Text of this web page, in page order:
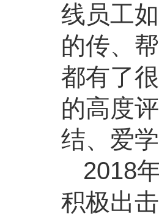
线员工
的传、
都有了
的高度
结、爱
2018
积极出